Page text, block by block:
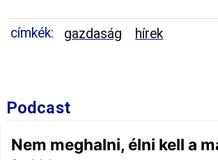
címkék: gazdaság hírek
Podcast